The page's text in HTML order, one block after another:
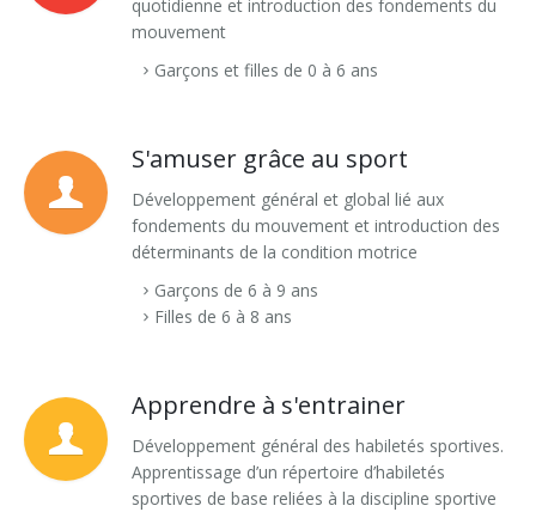
Noël & Nouvel An
Psychomotricité : souricière et jeux interactifs (6h)
Jeux de démarquages (OMNIKIN® SIX & Frisbee)
KIN-BALL® (initiation)
Korfbal
Tchouk ball
Préparation Physique (primaire et fondamental)
You.Fo - Cardiogoal - Trangleball
quotidienne et introduction des fondements du
mouvement
Garçons et filles de 0 à 6 ans
S'amuser grâce au sport
Développement général et global lié aux
fondements du mouvement et introduction des
déterminants de la condition motrice
Garçons de 6 à 9 ans
Filles de 6 à 8 ans
Apprendre à s'entrainer
Développement général des habiletés sportives.
Apprentissage d’un répertoire d’habiletés
sportives de base reliées à la discipline sportive